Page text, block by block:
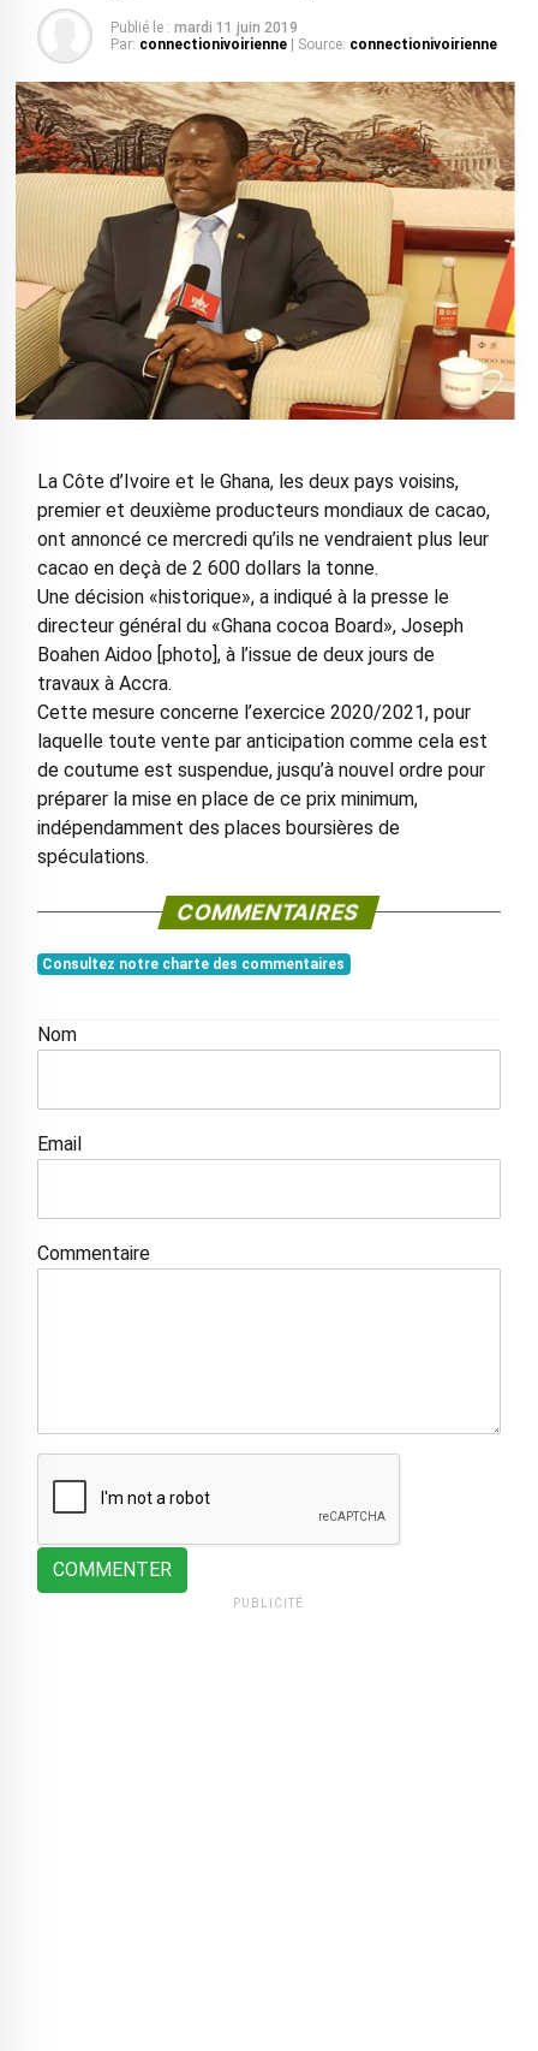
Publié le : mardi 11 juin 2019
Par: connectionivoirienne | Source: connectionivoirienne
La Côte d’Ivoire et le Ghana, les deux pays voisins,
premier et deuxième producteurs mondiaux de cacao,
ont annoncé ce mercredi qu’ils ne vendraient plus leur
cacao en deçà de 2 600 dollars la tonne.
Une décision «historique», a indiqué à la presse le
directeur général du «Ghana cocoa Board», Joseph
Boahen Aidoo [photo], à l’issue de deux jours de
travaux à Accra.
Cette mesure concerne l’exercice 2020/2021, pour
laquelle toute vente par anticipation comme cela est
de coutume est suspendue, jusqu’à nouvel ordre pour
préparer la mise en place de ce prix minimum,
indépendamment des places boursières de
spéculations.
COMMENTAIRES
Consultez notre charte des commentaires
Nom
Email
Commentaire
COMMENTER
PUBLICITÉ